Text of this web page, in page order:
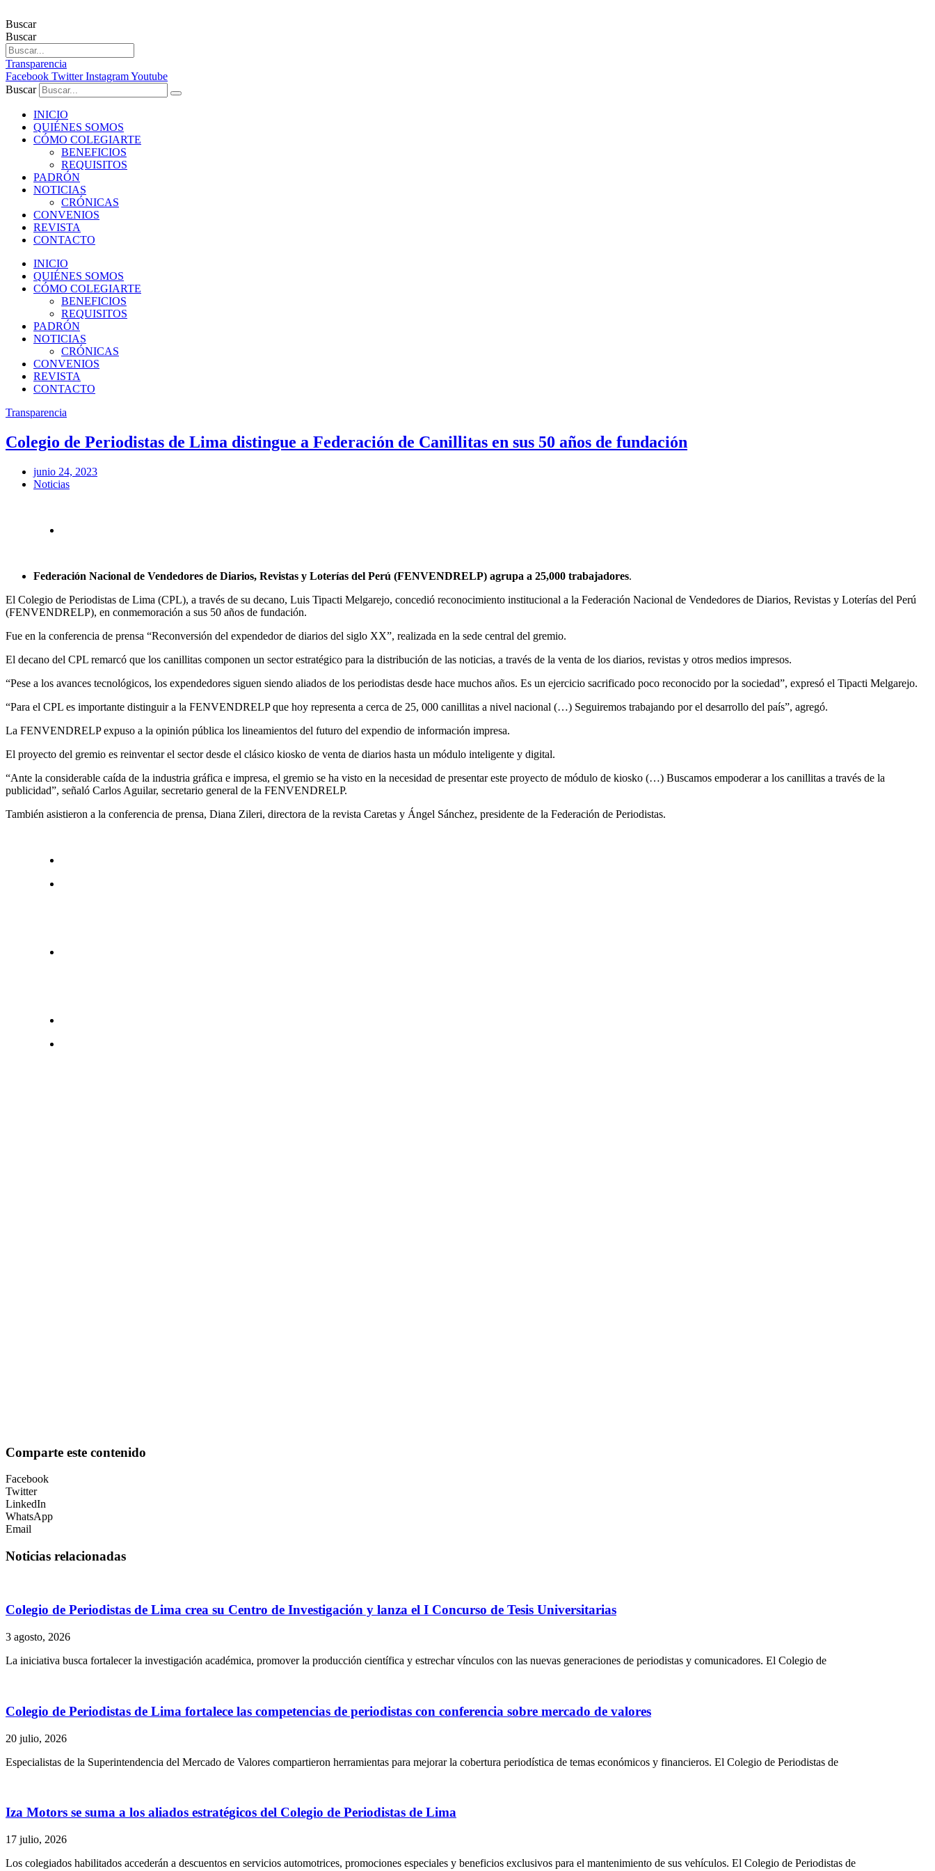
Buscar
Buscar
Transparencia
Facebook Twitter InstagramYoutube
Buscar
INICIO
QUIÉNES SOMOS
CÓMO COLEGIARTE
BENEFICIOS
REQUISITOS
PADRÓN
NOTICIAS
CRÓNICAS
CONVENIOS
REVISTA
CONTACTO
INICIO
QUIÉNES SOMOS
CÓMO COLEGIARTE
BENEFICIOS
REQUISITOS
PADRÓN
NOTICIAS
CRÓNICAS
CONVENIOS
REVISTA
CONTACTO
Transparencia
Colegio de Periodistas de Lima distingue a Federación de Canillitas en sus 50 años de fundación
junio 24, 2023
Noticias
Federación Nacional de Vendedores de Diarios, Revistas y Loterías del Perú (FENVENDRELP) agrupa a 25,000 trabajadores.
El Colegio de Periodistas de Lima (CPL), a través de su decano, Luis Tipacti Melgarejo, concedió reconocimiento institucional a la Federación Nacional de Vendedores de Diarios, Revistas y Loterías del Perú
(FENVENDRELP), en conmemoración a sus 50 años de fundación.
Fue en la conferencia de prensa “Reconversión del expendedor de diarios del siglo XX”, realizada en la sede central del gremio.
El decano del CPL remarcó que los canillitas componen un sector estratégico para la distribución de las noticias, a través de la venta de los diarios, revistas y otros medios impresos.
“Pese a los avances tecnológicos, los expendedores siguen siendo aliados de los periodistas desde hace muchos años. Es un ejercicio sacrificado poco reconocido por la sociedad”, expresó el Tipacti Melgarejo.
“Para el CPL es importante distinguir a la FENVENDRELP que hoy representa a cerca de 25, 000 canillitas a nivel nacional (…) Seguiremos trabajando por el desarrollo del país”, agregó.
La FENVENDRELP expuso a la opinión pública los lineamientos del futuro del expendio de información impresa.
El proyecto del gremio es reinventar el sector desde el clásico kiosko de venta de diarios hasta un módulo inteligente y digital.
“Ante la considerable caída de la industria gráfica e impresa, el gremio se ha visto en la necesidad de presentar este proyecto de módulo de kiosko (…) Buscamos empoderar a los canillitas a través de la
publicidad”, señaló Carlos Aguilar, secretario general de la FENVENDRELP.
También asistieron a la conferencia de prensa, Diana Zileri, directora de la revista Caretas y Ángel Sánchez, presidente de la Federación de Periodistas.
Comparte este contenido
Facebook
Twitter
LinkedIn
WhatsApp
Email
Noticias relacionadas
Colegio de Periodistas de Lima crea su Centro de Investigación y lanza el I Concurso de Tesis Universitarias
3 agosto, 2026
La iniciativa busca fortalecer la investigación académica, promover la producción científica y estrechar vínculos con las nuevas generaciones de periodistas y comunicadores. El Colegio de
Colegio de Periodistas de Lima fortalece las competencias de periodistas con conferencia sobre mercado de valores
20 julio, 2026
Especialistas de la Superintendencia del Mercado de Valores compartieron herramientas para mejorar la cobertura periodística de temas económicos y financieros. El Colegio de Periodistas de
Iza Motors se suma a los aliados estratégicos del Colegio de Periodistas de Lima
17 julio, 2026
Los colegiados habilitados accederán a descuentos en servicios automotrices, promociones especiales y beneficios exclusivos para el mantenimiento de sus vehículos. El Colegio de Periodistas de